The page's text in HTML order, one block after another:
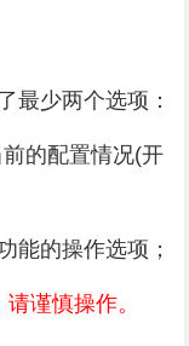
最少两个选项：
的配置情况(开
能的操作选项；
慎操作。